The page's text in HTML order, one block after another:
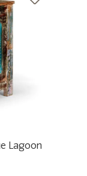
Lagoon